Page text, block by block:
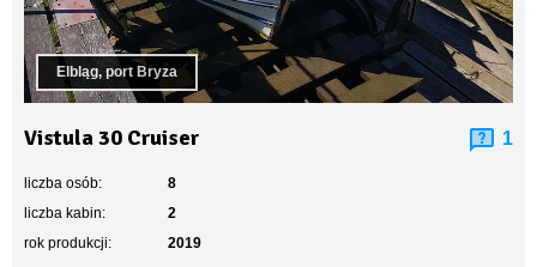
Elbląg, port Bryza
Vistula 30 Cruiser 1
liczba osób:
8
liczba kabin:
2
rok produkcji:
2019